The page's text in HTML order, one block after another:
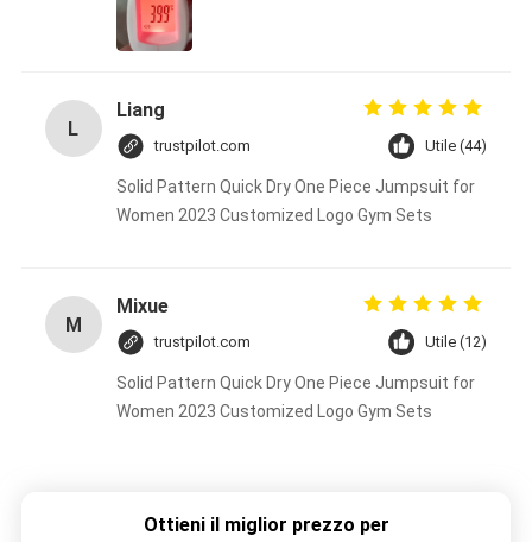
L
Liang
trustpilot.com Utile (44)
Solid Pattern Quick Dry One Piece Jumpsuit for
Women 2023 Customized Logo Gym Sets
M
Mixue
trustpilot.com Utile (12)
Solid Pattern Quick Dry One Piece Jumpsuit for
Women 2023 Customized Logo Gym Sets
Ottieni il miglior prezzo per